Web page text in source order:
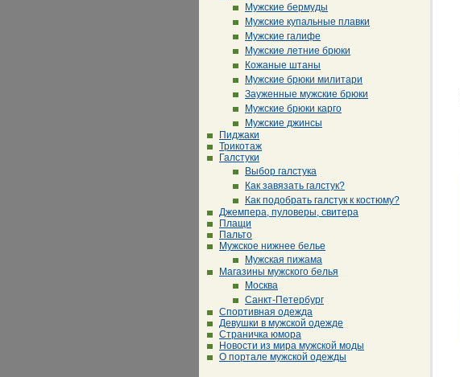
Мужские бермуды
Мужские купальные плавки
Мужские галифе
Мужские летние брюки
Кожаные штаны
Мужские брюки милитари
Зауженные мужские брюки
Мужские брюки карго
Мужские джинсы
Пиджаки
Трикотаж
Галстуки
Выбор галстука
Как завязать галстук?
Как подобрать галстук к костюму?
Джемпера, пуловеры, свитера
Плащи
Пальто
Мужское нижнее белье
Мужская пижама
Магазины мужского белья
Москва
Санкт-Петербург
Спортивная одежда
Девушки в мужской одежде
Страничка юмора
Новости из мира мужской моды
О портале мужской одежды